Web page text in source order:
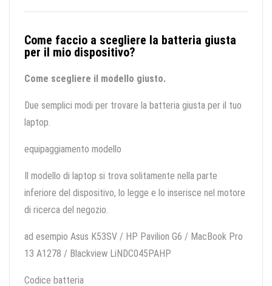
Come faccio a scegliere la batteria giusta
per il mio dispositivo?
Come scegliere il modello giusto.
Due semplici modi per trovare la batteria giusta per il tuo
laptop.
equipaggiamento modello
Il modello di laptop si trova solitamente nella parte
inferiore del dispositivo, lo legge e lo inserisce nel motore
di ricerca del negozio.
ad esempio Asus K53SV / HP Pavilion G6 / MacBook Pro
13 A1278 / Blackview LiNDC045PAHP
Codice batteria